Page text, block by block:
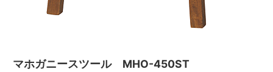
マホガニースツール MHO-450ST